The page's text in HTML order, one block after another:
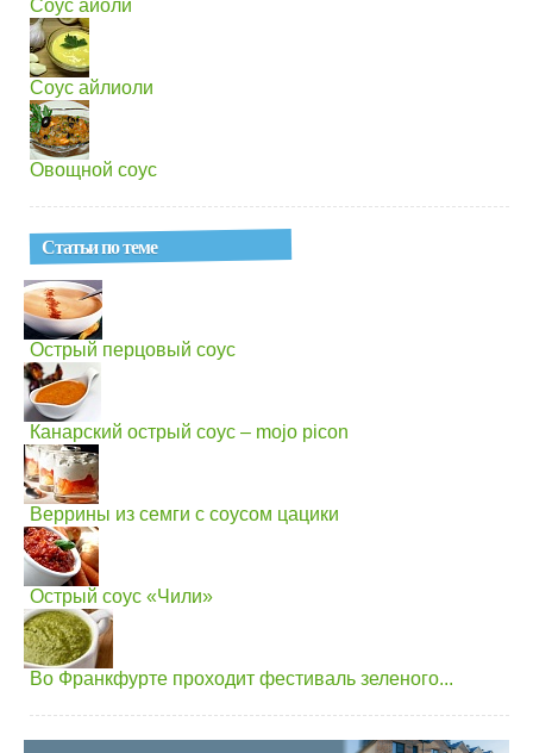
Соус айоли
Соус айлиоли
Овощной соус
Статьи по теме
Острый перцовый соус
Канарский острый соус – mojo picon
Веррины из семги с соусом цацики
Острый соус «Чили»
Во Франкфурте проходит фестиваль зеленого...